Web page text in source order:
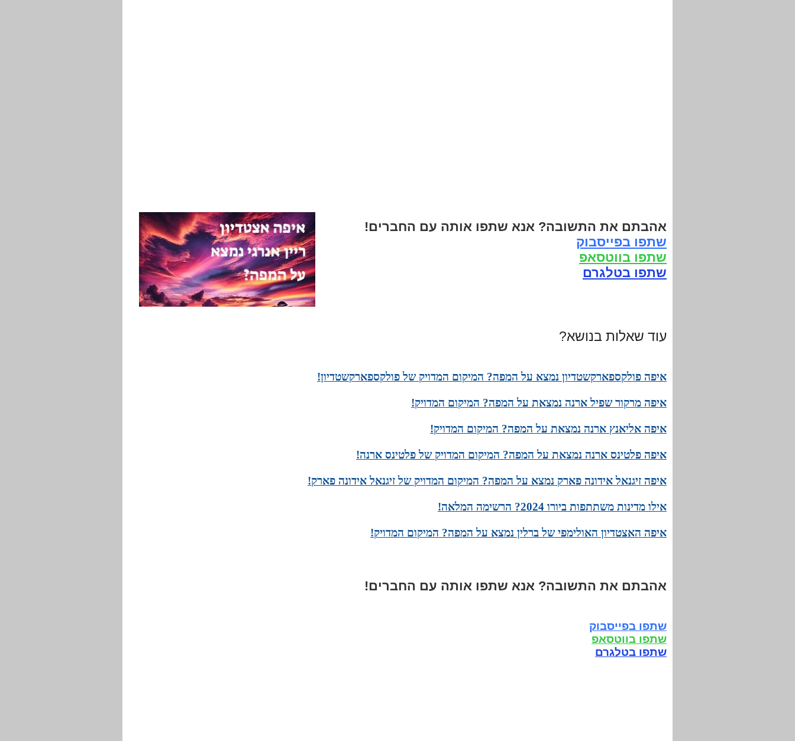
אהבתם את התשובה? אנא שתפו אותה עם החברים!
שתפו בפייסבוק
שתפו בווטסאפ
שתפו בטלגרם
עוד שאלות בנושא?
איפה פולקספארקשטדיון נמצא על המפה? המיקום המדויק של פולקספארקשטדיון!
איפה מרקור שפיל ארנה נמצאת על המפה? המיקום המדויק!
איפה אליאנץ ארנה נמצאת על המפה? המיקום המדויק!
איפה פלטינס ארנה נמצאת על המפה? המיקום המדויק של פלטינס ארנה!
איפה זיגנאל אידונה פארק נמצא על המפה? המיקום המדויק של זיגנאל אידונה פארק!
אילו מדינות משתתפות ביורו 2024? הרשימה המלאה!
איפה האצטדיון האולימפי של ברלין נמצא על המפה? המיקום המדויק!
אהבתם את התשובה? אנא שתפו אותה עם החברים!
שתפו בפייסבוק
שתפו בווטסאפ
שתפו בטלגרם